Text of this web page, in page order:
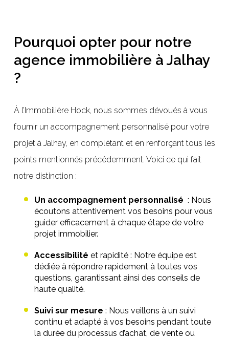
Pourquoi opter pour notre
agence immobilière à Jalhay
?
À l’Immobilière Hock, nous sommes dévoués à vous
fournir un accompagnement personnalisé pour votre
projet à Jalhay, en complétant et en renforçant tous les
points mentionnés précédemment. Voici ce qui fait
notre distinction :
Un accompagnement personnalisé : Nous
écoutons attentivement vos besoins pour vous
guider efficacement à chaque étape de votre
projet immobilier.
Accessibilité et rapidité: Notre équipe est
dédiée à répondre rapidement à toutes vos
questions, garantissant ainsi des conseils de
haute qualité.
Suivi sur mesure : Nous veillons à un suivi
continu et adapté à vos besoins pendant toute
la durée du processus d’achat, de vente ou